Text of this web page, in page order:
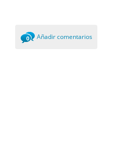
0 Añadir comentarios